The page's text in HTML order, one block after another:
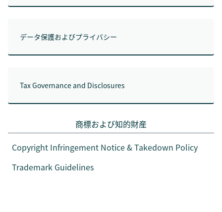
データ保護およびプライバシー
Tax Governance and Disclosures
商標および知的財産
Copyright Infringement Notice & Takedown Policy
Trademark Guidelines